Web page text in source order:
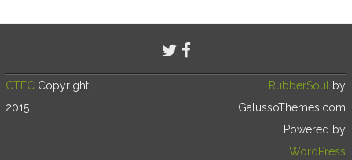
CTFC Copyright
2015
RubberSoul
by
GalussoThemes.com
Powered by
WordPress